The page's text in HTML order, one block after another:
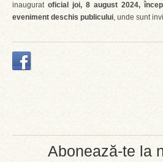
Abonează-te la
inaugurat oficial joi, 8 august 2024,
eveniment deschis publicului, unde sunt